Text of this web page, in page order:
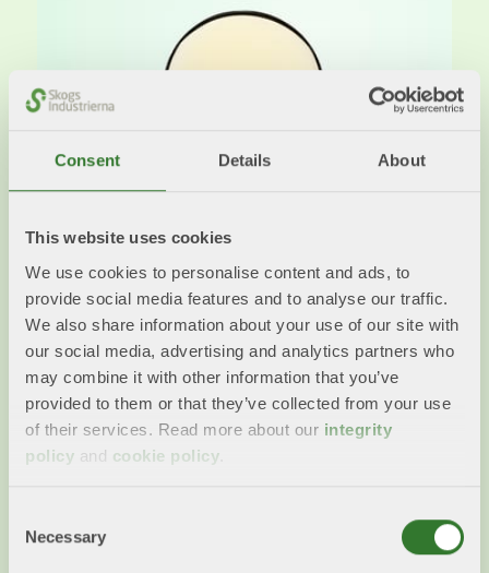
Consent Details About
This website uses cookies
We use cookies to personalise content and ads, to
provide social media features and to analyse our traffic.
We also share information about your use of our site with
our social media, advertising and analytics partners who
may combine it with other information that you’ve
provided to them or that they’ve collected from your use
of their services. Read more about our integrity
policy and cookie policy
Selection
Necessary
2026-05-20
Remissvar rörande transportfrågor t ex svar om
bärighetsföreskrifter, ändring av förordningar,
beskattningar och avgifter.
Läs mer